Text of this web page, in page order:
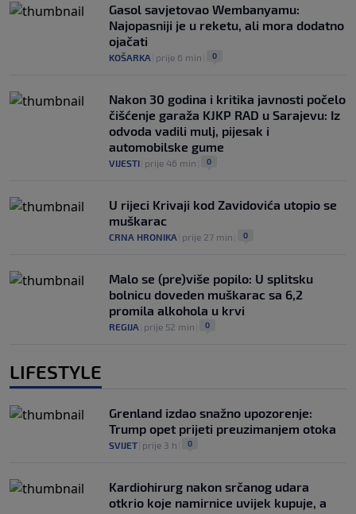
Gasol savjetovao Wembanyamu:
Najopasniji je u reketu, ali mora dodatno
ojačati
KOŠARKA prije 6 min 0
Nakon 30 godina i kritika javnosti počelo
čišćenje garaža KJKP RAD u Sarajevu: Iz
odvoda vadili mulj, pijesak i
automobilske gume
VIJESTI prije 46 min 0
U rijeci Krivaji kod Zavidovića utopio se
muškarac
CRNA HRONIKA prije 27 min 0
Malo se (pre)više popilo: U splitsku
bolnicu doveden muškarac sa 6,2
promila alkohola u krvi
REGIJA prije 52 min 0
LIFESTYLE
Grenland izdao snažno upozorenje:
Trump opet prijeti preuzimanjem otoka
SVIJET prije 3 h 0
Kardiohirurg nakon srčanog udara
otkrio koje namirnice uvijek kupuje, a